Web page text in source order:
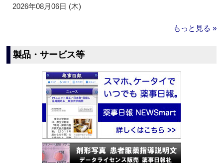
2026年08月06日 (木)
もっと見る »
製品・サービス等